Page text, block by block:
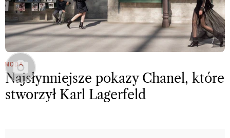
MODA
Najsłynniejsze pokazy Chanel, które
stworzył Karl Lagerfeld